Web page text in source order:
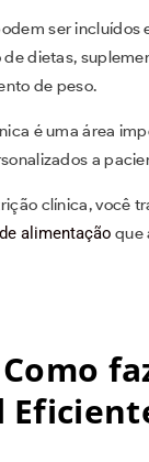
ser
dietas,
de peso.
é uma área
a
clínica, você
de alimentação que